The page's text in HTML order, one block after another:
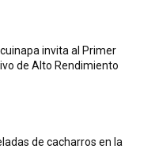
invita al Primer
de Alto Rendimiento
de cacharros en la